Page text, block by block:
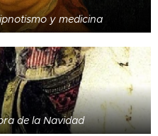
y medicina
de la Navidad